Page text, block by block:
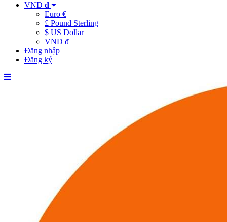
VND đ
Euro €
£ Pound Sterling
$ US Dollar
VND đ
Đăng nhập
Đăng ký